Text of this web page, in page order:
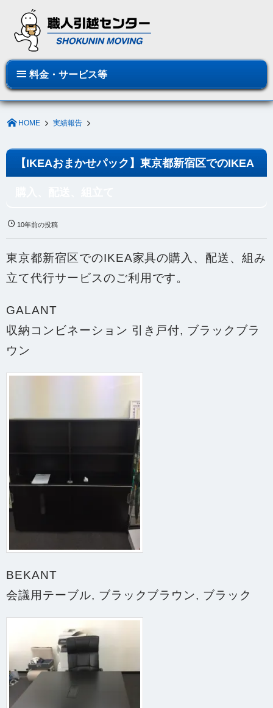
料金・サービス等
HOME 実績報告
【IKEAおまかせパック】東京都新宿区でのIKEA
10年前の投稿
東京都新宿区でのIKEA家具の購入、配送、組み
立て代行サービスのご利用です。
GALANT
収納コンビネーション 引き戸付, ブラックブラ
ウン
BEKANT
会議用テーブル, ブラックブラウン, ブラック